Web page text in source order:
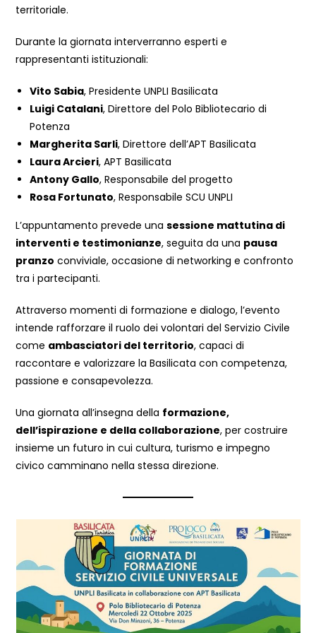
territoriale.
Durante la giornata interverranno esperti e
rappresentanti istituzionali:
Vito Sabia, Presidente UNPLI Basilicata
Luigi Catalani, Direttore del Polo Bibliotecario di
Potenza
Margherita Sarli, Direttore dell’APT Basilicata
Laura Arcieri, APT Basilicata
Antony Gallo, Responsabile del progetto
Rosa Fortunato, Responsabile SCU UNPLI
L’appuntamento prevede unasessione mattutina di
interventi e testimonianze, seguita da una pausa
pranzo conviviale, occasione di networking e confronto
tra i partecipanti.
Attraverso momenti di formazione e dialogo, l’evento
intende rafforzare il ruolo dei volontari del Servizio Civile
come ambasciatori del territorio, capaci di
raccontare e valorizzare la Basilicata con competenza,
passione e consapevolezza.
Una giornata all’insegna della formazione,
dell’ispirazione e della collaborazione, per costruire
insieme un futuro in cui cultura, turismo e impegno
civico camminano nella stessa direzione.